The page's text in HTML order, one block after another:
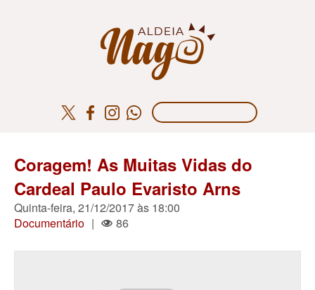
Coragem! As Muitas Vidas do
Cardeal Paulo Evaristo Arns
Quinta-feira, 21/12/2017 às 18:00
Documentário | 86